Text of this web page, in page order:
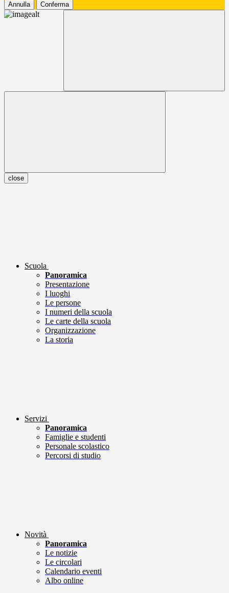
Annulla Conferma
close
Scuola
Panoramica
Presentazione
I luoghi
Le persone
I numeri della scuola
Le carte della scuola
Organizzazione
La storia
Servizi
Panoramica
Famiglie e studenti
Personale scolastico
Percorsi di studio
Novità
Panoramica
Le notizie
Le circolari
Calendario eventi
Albo online